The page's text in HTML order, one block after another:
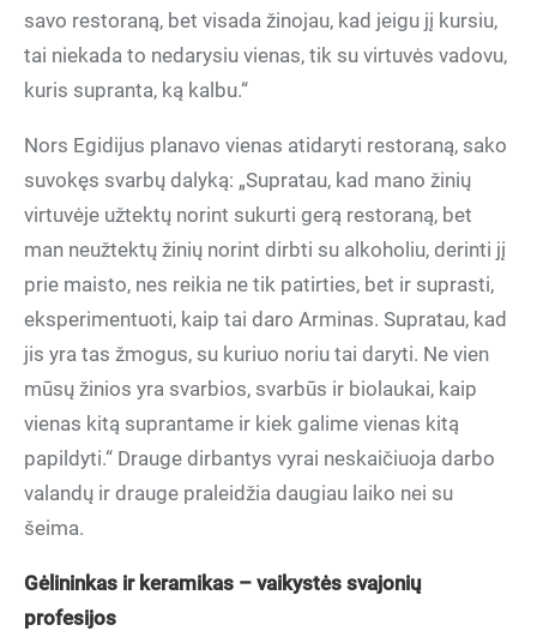
savo restoraną, bet visada žinojau, kad jeigu jį kursiu,
tai niekada to nedarysiu vienas, tik su virtuvės vadovu,
kuris supranta, ką kalbu.“
Nors Egidijus planavo vienas atidaryti restoraną, sako
suvokęs svarbų dalyką: „Supratau, kad mano žinių
virtuvėje užtektų norint sukurti gerą restoraną, bet
man neužtektų žinių norint dirbti su alkoholiu, derinti jį
prie maisto, nes reikia ne tik patirties, bet ir suprasti,
eksperimentuoti, kaip tai daro Arminas. Supratau, kad
jis yra tas žmogus, su kuriuo noriu tai daryti. Ne vien
mūsų žinios yra svarbios, svarbūs ir biolaukai, kaip
vienas kitą suprantame ir kiek galime vienas kitą
papildyti.“ Drauge dirbantys vyrai neskaičiuoja darbo
valandų ir drauge praleidžia daugiau laiko nei su
šeima.
Gėlininkas ir keramikas – vaikystės svajonių
profesijos